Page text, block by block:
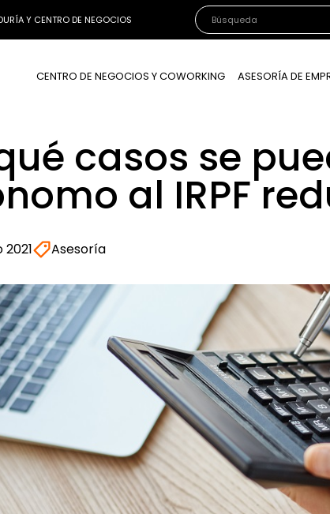
Y CENTRO DE NEGOCIOS
CENTRO DE NEGOCIOS Y COWORKING ASESORÍA DE
casos se
al IRPF
Asesoría